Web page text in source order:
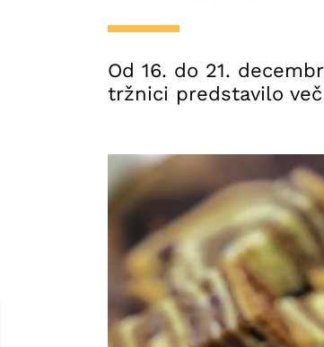
Od 16. do 21.
tržnici predstavilo